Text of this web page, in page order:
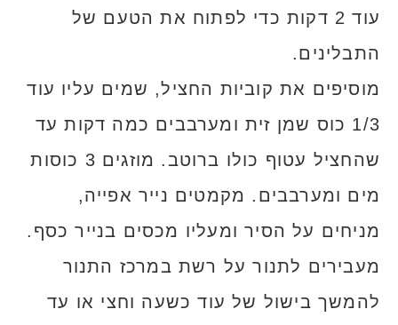
עוד 2 דקות כדי לפתוח את הטעם של
התבלינים.
מוסיפים את קוביות החציל, שמים עליו עוד
1/3 כוס שמן זית ומערבבים כמה דקות עד
שהחציל עטוף כולו ברוטב. מוזגים 3 כוסות
מים ומערבבים. מקמטים נייר אפייה,
מניחים על הסיר ומעליו מכסים בנייר כסף.
מעבירים לתנור על רשת במרכז התנור
להמשך בישול של עוד כשעה וחצי או עד